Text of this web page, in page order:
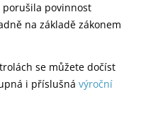
porušila povinnost
na základě zákonem
se můžete dočíst
i příslušná výroční